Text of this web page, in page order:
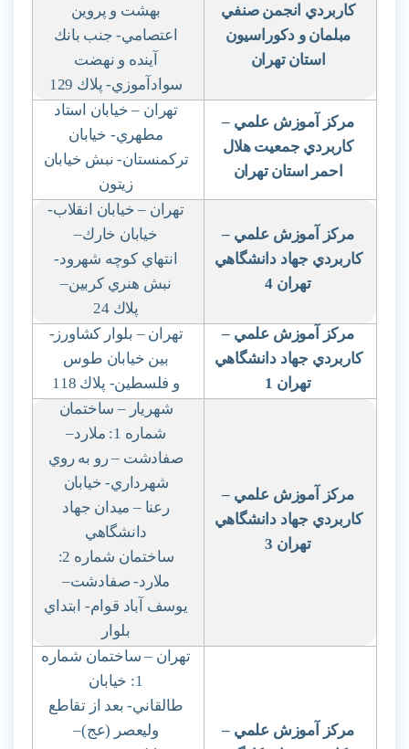
كاربردي انجمن صنفي
مبلمان و دكوراسيون
استان تهران
بهشت و پروين
اعتصامي- جنب بانك
آينده و نهضت
سوادآموزي- پلاك 129
مركز آموزش علمي –
كاربردي جمعيت هلال
احمر استان تهران
تهران – خيابان استاد
مطهري- خيابان
تركمنستان- نبش خيابان
زيتون
مركز آموزش علمي –
كاربردي جهاد دانشگاهي
تهران 4
تهران – خيابان انقلاب-
خيابان خارك–
انتهاي كوچه شهرود-
نبش هنري كربين–
پلاك 24
مركز آموزش علمي –
كاربردي جهاد دانشگاهي
تهران 1
تهران – بلوار كشاورز-
بين خيابان طوس
و فلسطين- پلاك 118
مركز آموزش علمي –
كاربردي جهاد دانشگاهي
تهران 3
شهريار – ساختمان
شماره 1: ملارد
–
صفادشت – رو به روي
شهرداري- خيابان
رعنا – ميدان جهاد
دانشگاهي
ساختمان شماره 2:
ملارد- صفادشت–
يوسف آباد قوام- ابتداي
بلوار
مركز آموزش علمي –
تهران – ساختمان شماره
1: خيابان
طالقاني- بعد از تقاطع
وليعصر (عج)–